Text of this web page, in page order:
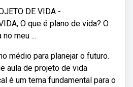
DE VIDA -
O que é plano de vida? O
meu ...
médio para planejar o futuro.
aula de projeto de vida
é um tema fundamental para o